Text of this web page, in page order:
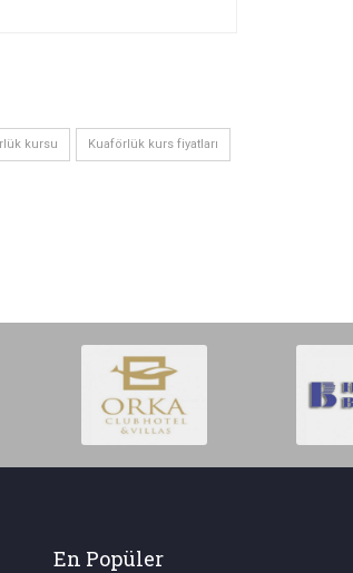
kursu Kuaförlük kurs fiyatları
En Popüler